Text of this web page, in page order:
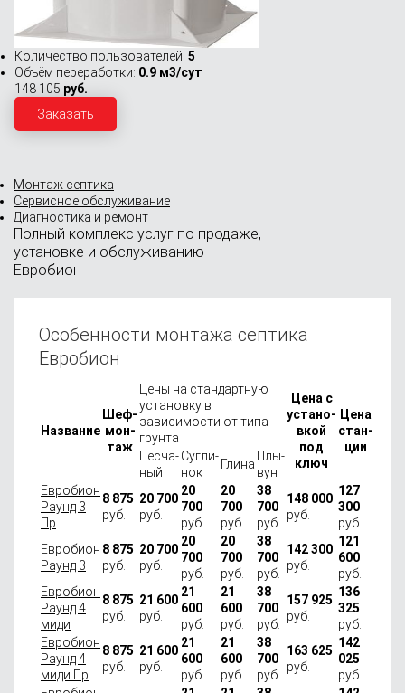
Количество пользователей: 5
Объём переработки: 0.9 м3/сут
148 105 руб.
Заказать
Монтаж септика
Сервисное обслуживание
Диагностика и ремонт
Полный комплекс услуг по продаже,
установке и обслуживанию
Евробион
Особенности монтажа септика
Евробион
Назва­ние
Шеф-
мон­
таж
Цены на стандартную
установку в
зависимости от типа
грунта
Цена с
устано­
вкой
под
ключ
Цена
стан­
ции
Песча­
ный
Сугли­
нок
Глина
Плы­
вун
Евробион
Раунд 3
Пр
8 875
руб.
20 700
руб.
20
700
руб.
20
700
руб.
38
700
руб.
148 000
руб.
127
300
руб.
Евробион
Раунд 3
8 875
руб.
20 700
руб.
20
700
руб.
20
700
руб.
38
700
руб.
142 300
руб.
121
600
руб.
Евробион
Раунд 4
миди
8 875
руб.
21 600
руб.
21
600
руб.
21
600
руб.
38
700
руб.
157 925
руб.
136
325
руб.
Евробион
Раунд 4
миди Пр
8 875
руб.
21 600
руб.
21
600
руб.
21
600
руб.
38
700
руб.
163 625
руб.
142
025
руб.